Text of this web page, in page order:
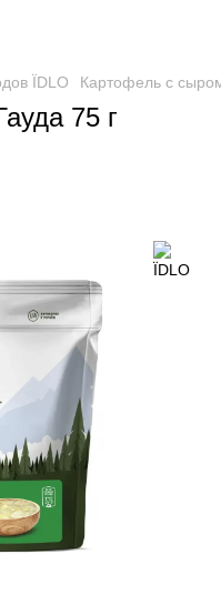
ЇDLO Картофель с
75 г